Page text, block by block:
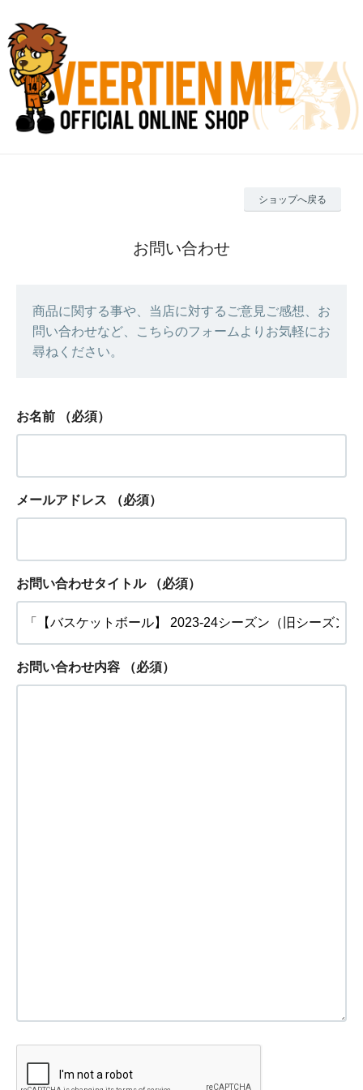
ショップへ戻る
お問い合わせ
商品に関する事や、当店に対するご意見ご感想、お
問い合わせなど、こちらのフォームよりお気軽にお
尋ねください。
お名前 （必須）
メールアドレス （必須）
お問い合わせタイトル （必須）
お問い合わせ内容 （必須）